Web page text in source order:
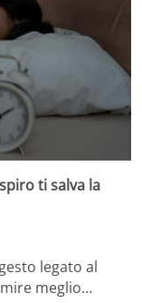
ti salva la
legato al
meglio…